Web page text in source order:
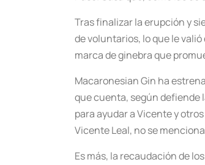
Tras finalizar la erupción y
de voluntarios, lo que le valió
marca de ginebra que
Macaronesian Gin ha
que cuenta, según defiende
para ayudar a Vicente y
Vicente Leal, no se
Es más, la recaudación de